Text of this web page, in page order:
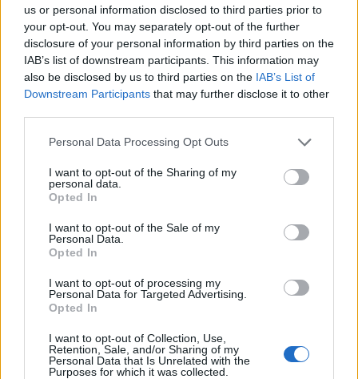
us or personal information disclosed to third parties prior to
your opt-out. You may separately opt-out of the further
disclosure of your personal information by third parties on the
IAB’s list of downstream participants. This information may
also be disclosed by us to third parties on the IAB’s List of
Downstream Participants that may further disclose it to other
Please note that this website/app uses one or more Google
not limited to your visit or usage behaviour. You may click to
grant or deny consent to Google and its third-party tags to
use your data for below specified purposes in below Google
consent section.
Personal Data Processing Opt Outs
I want to opt-out of the Sharing of my
personal data.
Opted In
I want to opt-out of the Sale of my
Personal Data.
Opted In
I want to opt-out of processing my
Personal Data for Targeted Advertising.
Opted In
I want to opt-out of Collection, Use,
Retention, Sale, and/or Sharing of my
Personal Data that Is Unrelated with the
Purposes for which it was collected.